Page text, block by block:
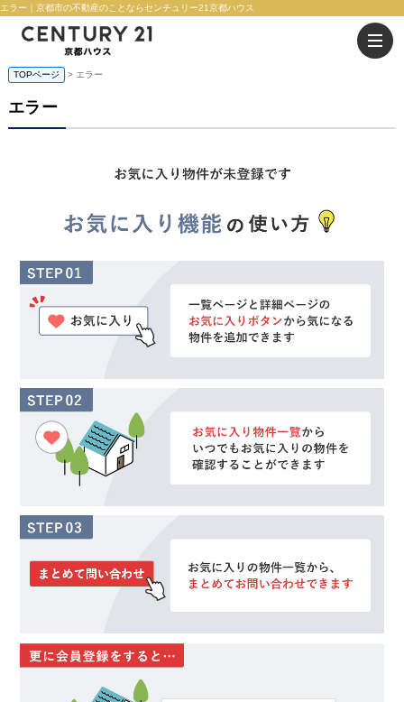
エラー｜京都市の不動産のことならセンチュリー21京都ハウス
TOPページ > エラー
エラー